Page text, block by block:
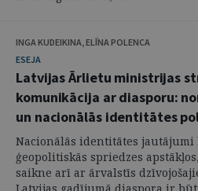
INGA KUDEIKINA, ELĪNA POLENCA
ESEJA
Latvijas Ārlietu ministrijas
komunikācija ar diasporu:
un nacionālās identitātes
Nacionālās identitātes
ģeopolitiskās spriedzes
saikne arī ar ārvalstīs